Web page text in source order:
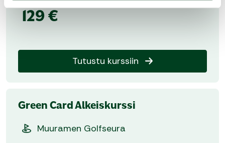
129 €
Tutustu kurssiin
Green Card Alkeiskurssi
Muuramen Golfseura